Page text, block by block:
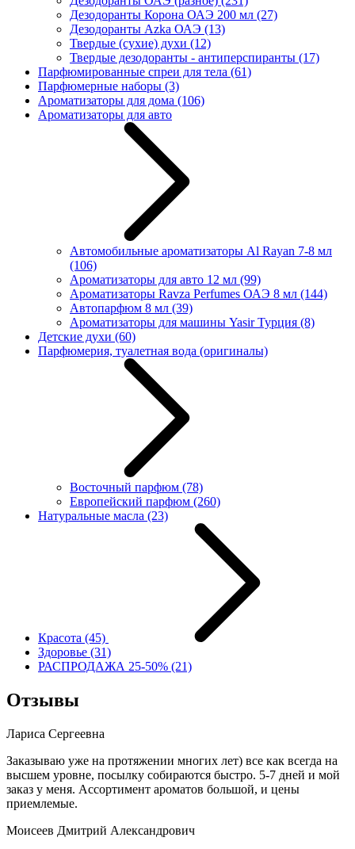
Дезодоранты Корона ОАЭ 200 мл (27)
Дезодоранты Azka ОАЭ (13)
Твердые (сухие) духи (12)
Твердые дезодоранты - антиперспиранты (17)
Парфюмированные спреи для тела (61)
Парфюмерные наборы (3)
Ароматизаторы для дома (106)
Ароматизаторы для авто
Автомобильные ароматизаторы Al Rayan 7-8 мл
(106)
Ароматизаторы для авто 12 мл (99)
Ароматизаторы Ravza Perfumes ОАЭ 8 мл (144)
Автопарфюм 8 мл (39)
Ароматизаторы для машины Yasir Турция (8)
Детские духи (60)
Парфюмерия, туалетная вода (оригиналы)
Восточный парфюм (78)
Европейский парфюм (260)
Натуральные масла (23)
Красота (45)
Здоровье (31)
РАСПРОДАЖА 25-50% (21)
Отзывы
Лариса Сергеевна
Заказываю уже на протяжении многих лет) все как всегда на
высшем уровне, посылку собираются быстро. 5-7 дней и мой
заказ у меня. Ассортимент ароматов большой, и цены
приемлемые.
Моисеев Дмитрий Александрович